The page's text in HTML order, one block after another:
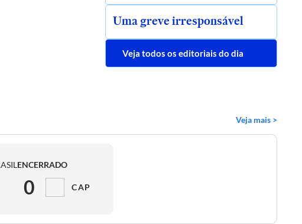
Uma greve irresponsável
Veja todos os editoriais do dia
Veja mais >
ENCERRADO
0 CAP